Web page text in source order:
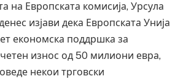
на Европската комисија, Урсула
изјави дека Европската Унија
економска поддршка за
износ од 50 милиони евра,
некои трговски